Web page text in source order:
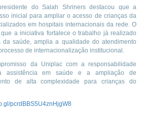
do Salah Shriners destacou que a
inicial para ampliar o acesso de crianças da
em hospitais internacionais da rede. O
a iniciativa fortalece o trabalho já realizado
saúde, amplia a qualidade do atendimento
de internacionalização institucional.
da Uniplac com a responsabilidade
assistência em saúde e a ampliação de
de alta complexidade para crianças do
pcrdBBS5U4znHjgW8